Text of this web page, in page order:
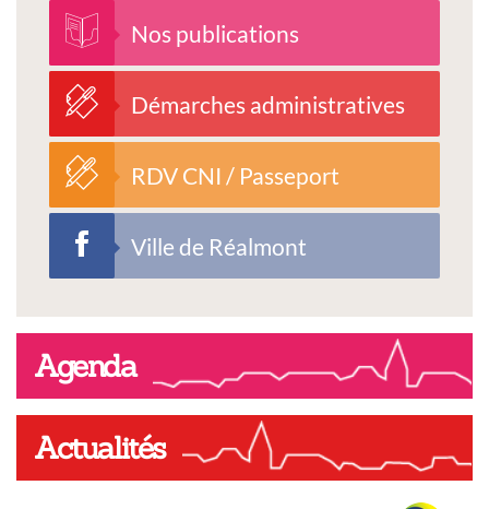
Nos publications
Démarches administratives
RDV CNI / Passeport
Ville de Réalmont
Agenda
Actualités